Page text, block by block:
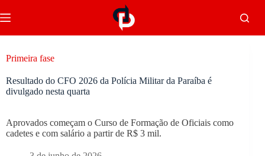
Primeira fase
Resultado do CFO 2026 da Polícia Militar da Paraíba é
divulgado nesta quarta
Aprovados começam o Curso de Formação de Oficiais como
cadetes e com salário a partir de R$ 3 mil.